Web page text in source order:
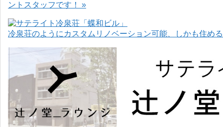
ントスタッフです！ »
冷泉荘のようにカスタムリノベーション可能、しかも住め